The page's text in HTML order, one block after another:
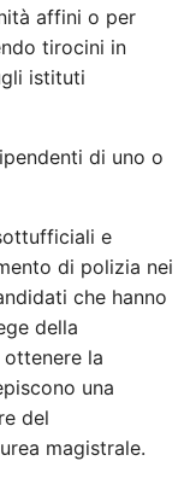
affini o per
tirocini in
istituti
di uno o
e
di polizia nei
che hanno
della
la
una
del
magistrale.